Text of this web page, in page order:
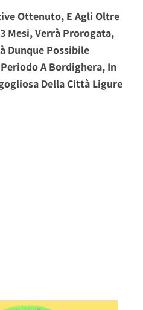
Ottenuto, E Agli Oltre
Mesi, Verrà Prorogata,
Dunque Possibile
A Bordighera, In
Della Città Ligure